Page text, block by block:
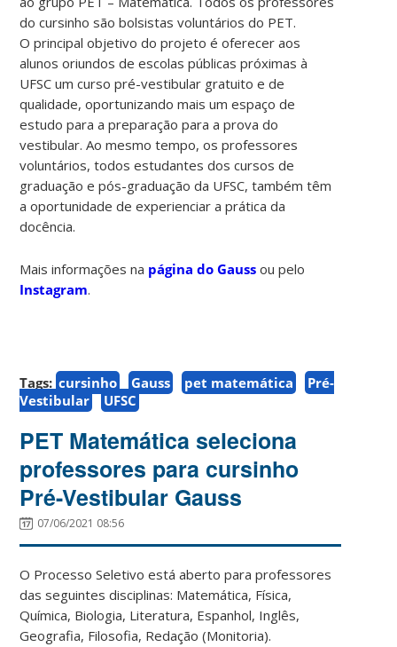
do cursinho são bolsistas voluntários do PET.
O principal objetivo do projeto é oferecer aos
alunos oriundos de escolas públicas próximas à
UFSC um curso pré-vestibular gratuito e de
qualidade, oportunizando mais um espaço de
estudo para a preparação para a prova do
vestibular. Ao mesmo tempo, os professores
voluntários, todos estudantes dos cursos de
graduação e pós-graduação da UFSC, também têm
a oportunidade de experienciar a prática da
docência.
Mais informações na página do Gauss ou pelo
Instagram.
Tags: cursinho Gauss pet matemática
Pré-
Vestibular
UFSC
PET Matemática seleciona
professores para cursinho
Pré-Vestibular Gauss
07/06/2021 08:56
O Processo Seletivo está aberto para professores
das seguintes disciplinas: Matemática, Física,
Química, Biologia, Literatura, Espanhol, Inglês,
Geografia, Filosofia, Redação (Monitoria).